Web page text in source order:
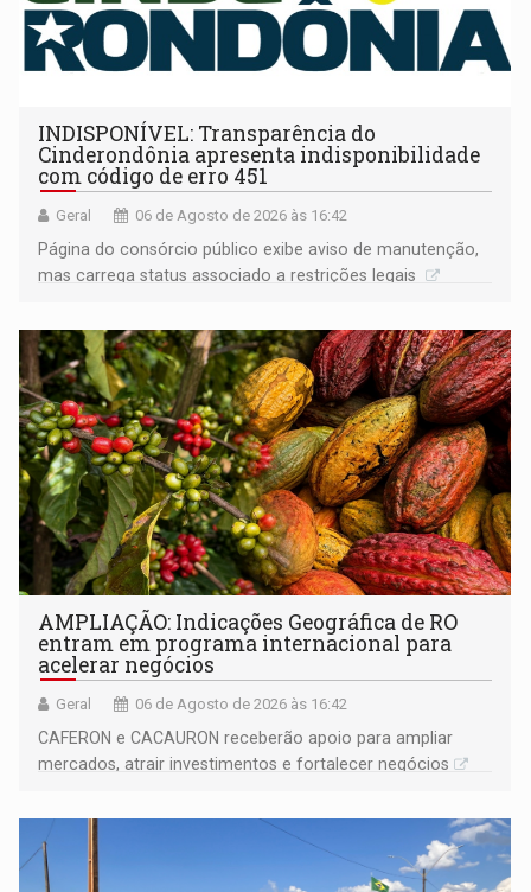
INDISPONÍVEL: Transparência do
Cinderondônia apresenta indisponibilidade
com código de erro 451
Geral 06 de Agosto de 2026 às 16:42
Página do consórcio público exibe aviso de manutenção,
mas carrega status associado a restrições legais
AMPLIAÇÃO: Indicações Geográfica de RO
entram em programa internacional para
acelerar negócios
Geral 06 de Agosto de 2026 às 16:42
CAFERON e CACAURON receberão apoio para ampliar
mercados, atrair investimentos e fortalecer negócios